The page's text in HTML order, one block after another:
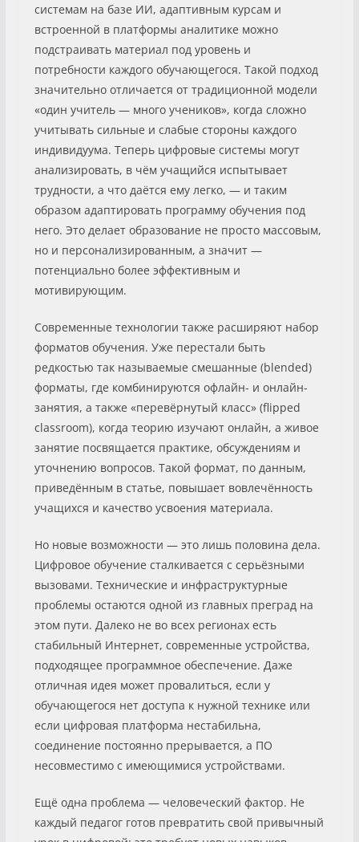
системам на базе ИИ, адаптивным курсам и
встроенной в платформы аналитике можно
подстраивать материал под уровень и
потребности каждого обучающегося. Такой подход
значительно отличается от традиционной модели
«один учитель — много учеников», когда сложно
учитывать сильные и слабые стороны каждого
индивидуума. Теперь цифровые системы могут
анализировать, в чём учащийся испытывает
трудности, а что даётся ему легко, — и таким
образом адаптировать программу обучения под
него. Это делает образование не просто массовым,
но и персонализированным, а значит —
потенциально более эффективным и
мотивирующим.
Современные технологии также расширяют набор
форматов обучения. Уже перестали быть
редкостью так называемые смешанные (blended)
форматы, где комбинируются офлайн- и онлайн-
занятия, а также «перевёрнутый класс» (flipped
classroom), когда теорию изучают онлайн, а живое
занятие посвящается практике, обсуждениям и
уточнению вопросов. Такой формат, по данным,
приведённым в статье, повышает вовлечённость
учащихся и качество усвоения материала.
Но новые возможности — это лишь половина дела.
Цифровое обучение сталкивается с серьёзными
вызовами. Технические и инфраструктурные
проблемы остаются одной из главных преград на
этом пути. Далеко не во всех регионах есть
стабильный Интернет, современные устройства,
подходящее программное обеспечение. Даже
отличная идея может провалиться, если у
обучающегося нет доступа к нужной технике или
если цифровая платформа нестабильна,
соединение постоянно прерывается, а ПО
несовместимо с имеющимися устройствами.
Ещё одна проблема — человеческий фактор. Не
каждый педагог готов превратить свой привычный